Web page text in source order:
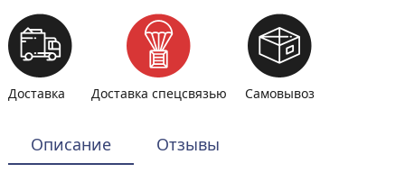
Доставка Доставка спецсвязью Самовывоз
Описание Отзывы